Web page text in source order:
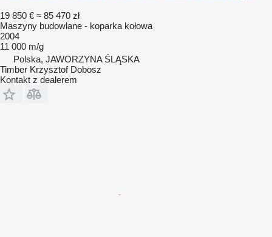
19 850 € ≈ 85 470 zł
Maszyny budowlane - koparka kołowa
2004
11 000 m/g
Polska, JAWORZYNA ŚLĄSKA
Timber Krzysztof Dobosz
Kontakt z dealerem